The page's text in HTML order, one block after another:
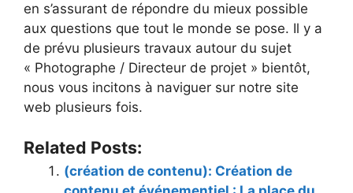
en s’assurant de répondre du mieux possible
aux questions que tout le monde se pose. Il y a
de prévu plusieurs travaux autour du sujet
« Photographe / Directeur de projet » bientôt,
nous vous incitons à naviguer sur notre site
web plusieurs fois.
Related Posts:
(création de contenu): Création de